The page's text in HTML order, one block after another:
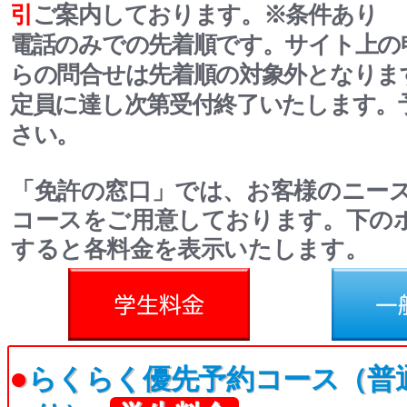
引 ご案内しております。 ※条件あり
電話のみでの先着順です。サイト上
らの問合せは先着順の対象外となりま
定員に達し次第受付終了いたします
さい。
「免許の窓口」では、お客様のニー
コースをご用意しております。下の
すると各料金を表示いたします。
●らくらく優先予約コース（普